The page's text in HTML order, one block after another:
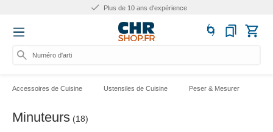
Plus de 10 ans d'expérience
Numéro d'article, cat
Accessoires de Cuisine Ustensiles de Cuisine Peser & Mesurer
Minuteurs (18)